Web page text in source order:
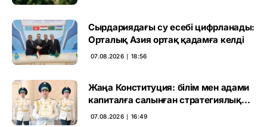
Сырдариядағы су есебі цифрланады:
Орталық Азия ортақ қадамға келді
07.08.2026 ∣ 18:56
Жаңа Конституция: білім мен адами
капиталға салынған стратегиялық
негіз
07.08.2026 ∣ 16:49